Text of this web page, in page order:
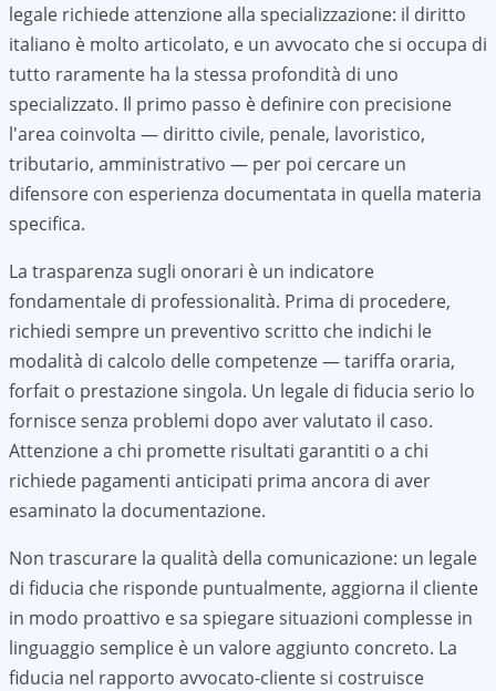
legale richiede attenzione alla specializzazione: il diritto
italiano è molto articolato, e un avvocato che si occupa di
tutto raramente ha la stessa profondità di uno
specializzato. Il primo passo è definire con precisione
l'area coinvolta — diritto civile, penale, lavoristico,
tributario, amministrativo — per poi cercare un
difensore con esperienza documentata in quella materia
specifica.
La trasparenza sugli onorari è un indicatore
fondamentale di professionalità. Prima di procedere,
richiedi sempre un preventivo scritto che indichi le
modalità di calcolo delle competenze — tariffa oraria,
forfait o prestazione singola. Un legale di fiducia serio lo
fornisce senza problemi dopo aver valutato il caso.
Attenzione a chi promette risultati garantiti o a chi
richiede pagamenti anticipati prima ancora di aver
esaminato la documentazione.
Non trascurare la qualità della comunicazione: un legale
di fiducia che risponde puntualmente, aggiorna il cliente
in modo proattivo e sa spiegare situazioni complesse in
linguaggio semplice è un valore aggiunto concreto. La
fiducia nel rapporto avvocato-cliente si costruisce